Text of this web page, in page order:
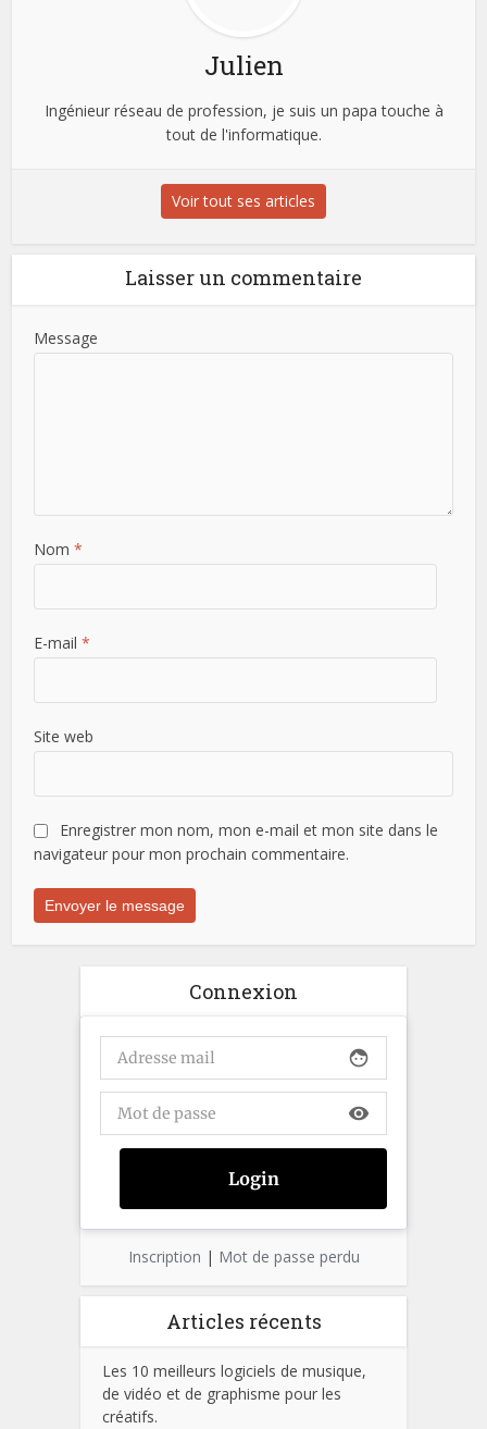
Julien
Ingénieur réseau de profession, je suis un papa touche à
tout de l'informatique.
Voir tout ses articles
Laisser un commentaire
Message
Nom*
E-mail*
Site web
Enregistrer mon nom, mon e-mail et mon site dans le
navigateur pour mon prochain commentaire.
Connexion
face
visibility
Inscription | Mot de passe perdu
Articles récents
Les 10 meilleurs logiciels de musique,
de vidéo et de graphisme pour les
créatifs.